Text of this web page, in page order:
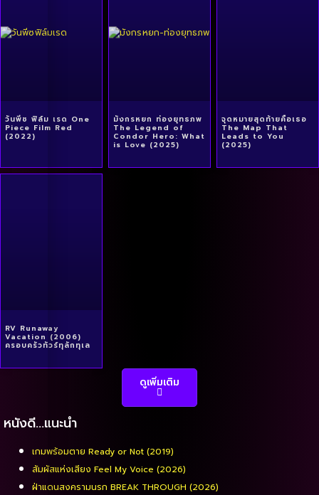
วันพีซ ฟิล์ม เรด One
Piece Film Red
(2022)
มังกรหยก ท่องยุทธภพ
The Legend of
Condor Hero: What
is Love (2025)
จุดหมายสุดท้ายคือเธอ
The Map That
Leads to You
(2025)
RV Runaway
Vacation (2006)
ครอบครัวทัวร์ทุลักทุเล
ดูเพิ่มเติม
หนังดี…แนะนำ
เกมพร้อมตาย Ready or Not (2019)
สัมผัสแห่งเสียง Feel My Voice (2026)
ฝ่าแดนสงครามนรก BREAK THROUGH (2026)